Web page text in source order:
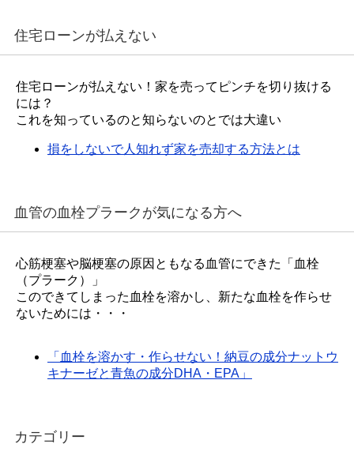
住宅ローンが払えない
住宅ローンが払えない！家を売ってピンチを切り抜ける
には？
これを知っているのと知らないのとでは大違い
損をしないで人知れず家を売却する方法とは
血管の血栓プラークが気になる方へ
心筋梗塞や脳梗塞の原因ともなる血管にできた「血栓
（プラーク）」
このできてしまった血栓を溶かし、新たな血栓を作らせ
ないためには・・・
「血栓を溶かす・作らせない！納豆の成分ナットウ
キナーゼと青魚の成分DHA・EPA」
カテゴリー